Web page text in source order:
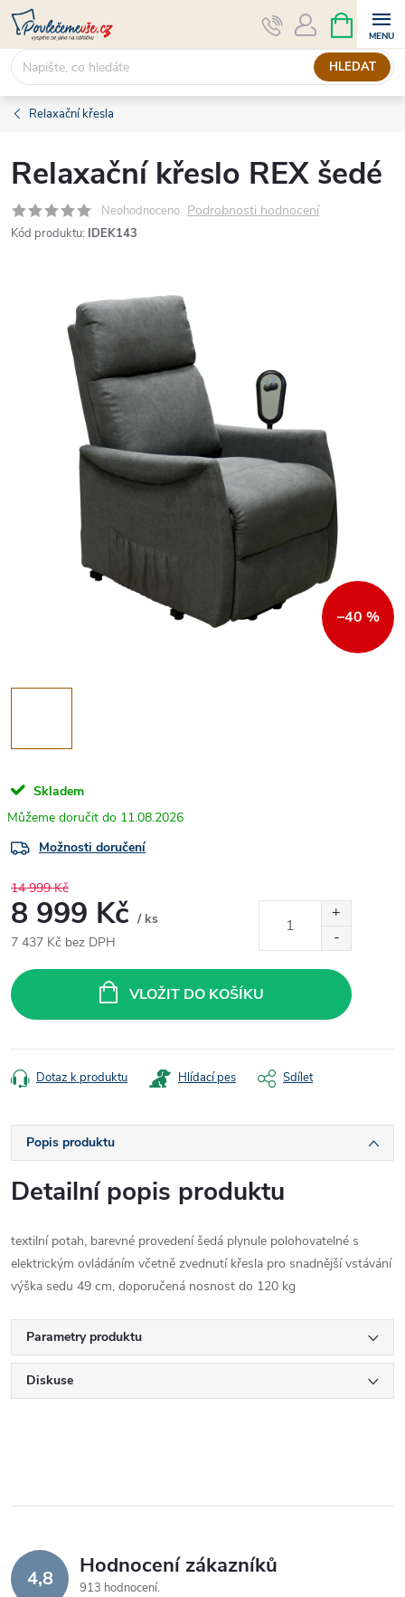
Přejít
obsah
HLEDAT
NÁKUPNÍ
KOŠÍK
Relaxační křesla
Relaxační křeslo REX šedé
Neohodnoceno Podrobnosti hodnocení
Kód produktu: IDEK143
–40 %
Skladem
11.08.2026
Možnosti doručení
14 999 Kč
8 999 Kč / ks
7 437 Kč bez DPH
cena:
VLOŽIT DO KOŠÍKU
Dotaz k produktu Hlídací pes Sdílet
Popis produktu
Detailní popis produktu
textilní potah, barevné provedení šedá plynule polohovatelné s
elektrickým ovládáním včetně zvednutí křesla pro snadnější vstávání
výška sedu 49 cm, doporučená nosnost do 120 kg
Parametry produktu
Diskuse
4,8 Hodnocení zákazníků
913 hodnocení